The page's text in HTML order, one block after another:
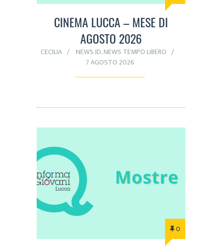
CINEMA LUCCA – MESE DI
AGOSTO 2026
CECILIA NEWS ID,NEWS TEMPO LIBERO
7 AGOSTO 2026
0